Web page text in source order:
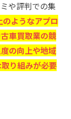
や評判での集
のようなアプロ
車買取業の競
の向上や地域
り組みが必要